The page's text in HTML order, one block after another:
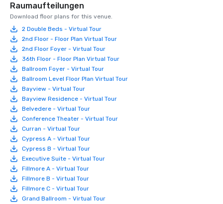
Raumaufteilungen
Download floor plans for this venue.
2 Double Beds - Virtual Tour
2nd Floor - Floor Plan Virtual Tour
2nd Floor Foyer - Virtual Tour
36th Floor - Floor Plan Virtual Tour
Ballroom Foyer - Virtual Tour
Ballroom Level Floor Plan Virtual Tour
Bayview - Virtual Tour
Bayview Residence - Virtual Tour
Belvedere - Virtual Tour
Conference Theater - Virtual Tour
Curran - Virtual Tour
Cypress A - Virtual Tour
Cypress B - Virtual Tour
Executive Suite - Virtual Tour
Fillmore A - Virtual Tour
Fillmore B - Virtual Tour
Fillmore C - Virtual Tour
Grand Ballroom - Virtual Tour